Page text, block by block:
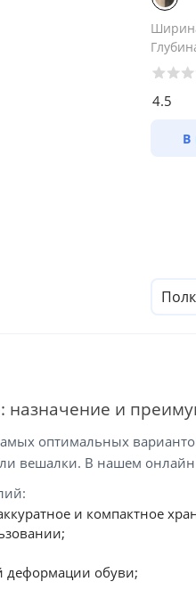
4.5
В
и
оптимальных
вешалки. В нашем онлайн
и компактное
деформации обуви;